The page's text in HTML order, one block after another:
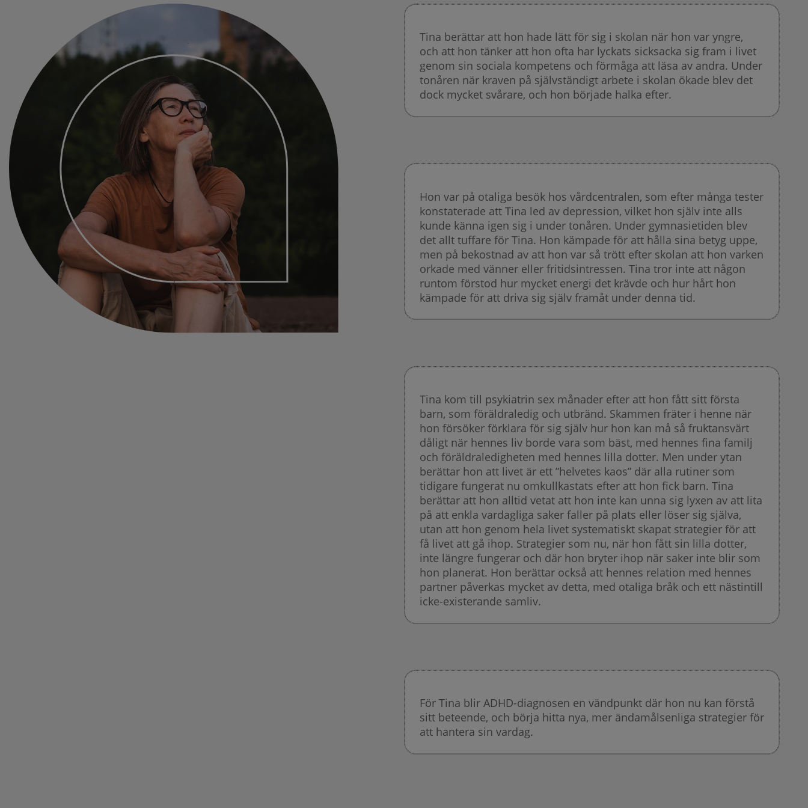
Tina berättar att hon hade lätt för sig i skolan när hon var yngre,
och att hon tänker att hon ofta har lyckats sicksacka sig fram i livet
genom sin sociala kompetens och förmåga att läsa av andra. Under
tonåren när kraven på självständigt arbete i skolan ökade blev det
dock mycket svårare, och hon började halka efter.
Hon var på otaliga besök hos vårdcentralen, som efter många tester
konstaterade att Tina led av depression, vilket hon själv inte alls
kunde känna igen sig i under tonåren. Under gymnasietiden blev
det allt tuffare för Tina. Hon kämpade för att hålla sina betyg uppe,
men på bekostnad av att hon var så trött efter skolan att hon varken
orkade med vänner eller fritidsintressen. Tina tror inte att någon
runtom förstod hur mycket energi det krävde och hur hårt hon
kämpade för att driva sig själv framåt under denna tid.
Tina kom till psykiatrin sex månader efter att hon fått sitt första
barn, som föräldraledig och utbränd. Skammen fräter i henne när
hon försöker förklara för sig själv hur hon kan må så fruktansvärt
dåligt när hennes liv borde vara som bäst, med hennes fina familj
och föräldraledigheten med hennes lilla dotter. Men under ytan
berättar hon att livet är ett ”helvetes kaos” där alla rutiner som
tidigare fungerat nu omkullkastats efter att hon fick barn. Tina
berättar att hon alltid vetat att hon inte kan unna sig lyxen av att lita
på att enkla vardagliga saker faller på plats eller löser sig själva,
utan att hon genom hela livet systematiskt skapat strategier för att
få livet att gå ihop. Strategier som nu, när hon fått sin lilla dotter,
inte längre fungerar och där hon bryter ihop när saker inte blir som
hon planerat. Hon berättar också att hennes relation med hennes
partner påverkas mycket av detta, med otaliga bråk och ett nästintill
icke-existerande samliv.
För Tina blir ADHD-diagnosen en vändpunkt där hon nu kan förstå
sitt beteende, och börja hitta nya, mer ändamålsenliga strategier för
att hantera sin vardag.